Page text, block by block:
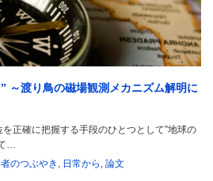
～渡り鳥の磁場観測メカニズム解明に
正確に把握する手段のひとつとして”地球の
…
のつぶやき 日常から 論文